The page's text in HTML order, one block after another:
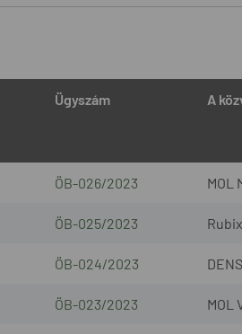
Ügyszám A
ÖB-026/2023 MOL
ÖB-025/2023
ÖB-024/2023
ÖB-023/2023 MOL